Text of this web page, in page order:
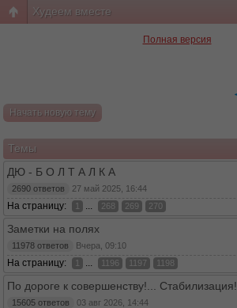
Худеем вместе
Полная версия
Начать новую тему
Темы
ДЮ - Б О Л Т А Л К А
2690 ответов 27 май 2025, 16:44
На страницу: 1 ... 268 269 270
Заметки на полях
11978 ответов Вчера, 09:10
На страницу: 1 ... 1196 1197 1198
По дороге к совершенству!... Стабилизация!
15605 ответов 03 авг 2026, 14:44